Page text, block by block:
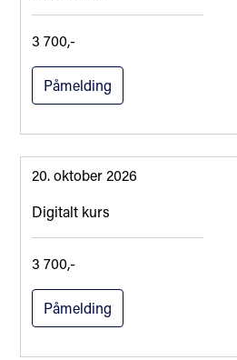
3 700,-
Påmelding
20. oktober 2026
Digitalt kurs
3 700,-
Påmelding